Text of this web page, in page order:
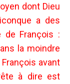
dont Dieu
a des
de François :
la moindre
avant
à dire est